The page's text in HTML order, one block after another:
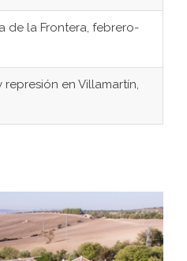
de la Frontera, febrero-
en Villamartín,
sus fundaciones de
febrero-julio 1936